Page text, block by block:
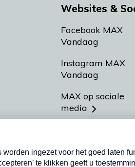
Websites &
Facebook MAX
Vandaag
Instagram MAX
Vandaag
MAX op sociale
media
Meldpunt Actueel